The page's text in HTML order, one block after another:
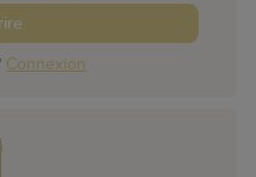
Connexion